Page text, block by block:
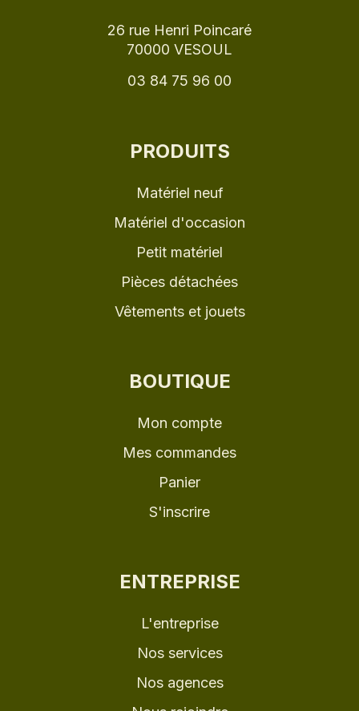
26 rue Henri Poincaré
70000 VESOUL
03 84 75 96 00
PRODUITS
Matériel neuf
Matériel d'occasion
Petit matériel
Pièces détachées
Vêtements et jouets
BOUTIQUE
Mon compte
Mes commandes
Panier
S'inscrire
ENTREPRISE
L'entreprise
Nos services
Nos agences